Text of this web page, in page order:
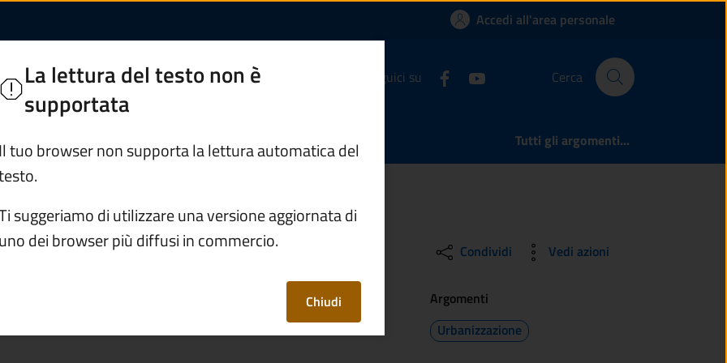
un immobile | Comune di Ponte di
Accedi all'area personale
Legno Seguici su Cerca
Servizi Vivere Ponte di Legno Tutti gli argomenti...
Attestare l'agibilità di un immobile
di un immobile Condividi Vedi azioni
La lettura del testo non è
supportata
Il tuo browser non supporta la lettura automatica del
suggeriamo di utilizzare una versione aggiornata di
uno dei browser più diffusi in commercio.
Chiudi
Argomenti
Urbanizzazione